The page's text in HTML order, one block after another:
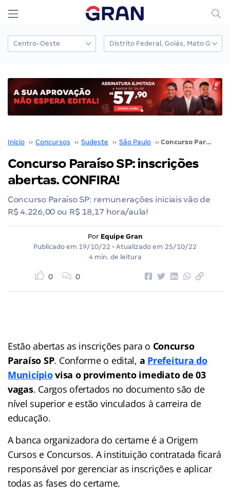
Início ›› Concursos ›› Sudeste ›› São Paulo ›› Concurso Paraíso SP: inscrições abertas. CONFIRA!
Concurso Paraíso SP: inscrições
abertas. CONFIRA!
Concurso Paraíso SP: remunerações iniciais vão de
R$ 4.226,00 ou R$ 18,17 hora/aula!
Por Equipe Gran
Publicado em 19/10/22 • Atualizado em 25/10/22
4 min. de leitura
0 0
Estão abertas as inscrições para o Concurso
Paraíso SP. Conforme o edital, a Prefeitura do
Municípiovisa o provimento imediato de 03
vagas. Cargos ofertados no documento são de
nível superior e estão vinculados à carreira de
educação.
A banca organizadora do certame é a Origem
Cursos e Concursos. A instituição contratada ficará
responsável por gerenciar as inscrições e aplicar
todas as fases do certame.